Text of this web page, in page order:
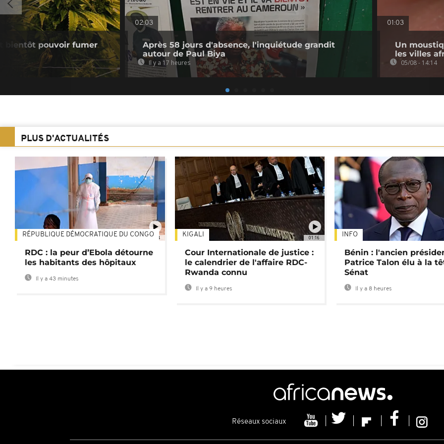
bientôt pouvoir fumer
02:03
Après 58 jours d'absence, l'inquiétude grandit
autour de Paul Biya
Il y a 17 heures
01:03
Un
les villes
05/08 - 14:14
PLUS D'ACTUALITÉS
01:34
RÉPUBLIQUE DÉMOCRATIQUE DU CONGO
RDC : la peur d’Ebola détourne
les habitants des hôpitaux
Il y a 43 minutes
01:16
KIGALI
Cour Internationale de justice :
le calendrier de l'affaire RDC-
Rwanda connu
Il y a 9 heures
INFO
Bénin : l'ancien
Patrice Talon élu à la
Sénat
Il y a 8 heures
Réseaux sociaux